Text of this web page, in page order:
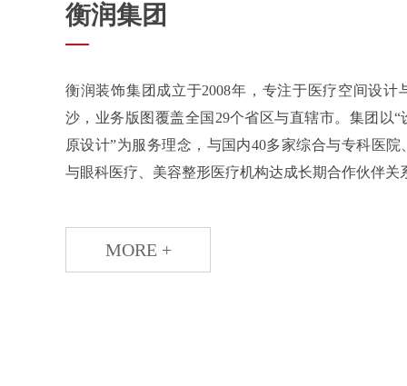
衡润集团
衡润装饰集团成立于2008年，专注于医疗空间设计
沙，业务版图覆盖全国29个省区与直辖市。集团以
原设计”为服务理念，与国内40多家综合与专科医
与眼科医疗、美容整形医疗机构达成长期合作伙伴关
MORE +